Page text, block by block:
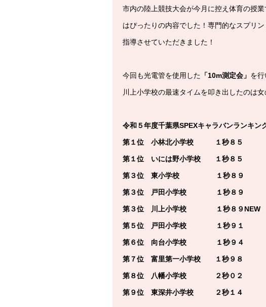
市内の陸上競技大会が今月に控え体育の授
はぴったりの内容でした！専門的なスプリ
指導させていただきました！
今回も光電管を使用した 「10m測定会」 を
川上小学校の最速タイムを叩き出したのは
令和５年度千葉県SPEXキャラバンランキン
第１位 小林北小学校 １秒８５
第１位 いには野小学校 １秒８５
第３位 東小学校 １秒８９
第３位 戸田小学校 １秒８９
第３位 川上小学校 １秒８９NEW
第５位 戸田小学校 １秒９１
第６位 向台小学校 １秒９４
第７位 富里第一小学校 １秒９８
第８位 八幡小学校 ２秒０２
第９位 東深井小学校 ２秒１４